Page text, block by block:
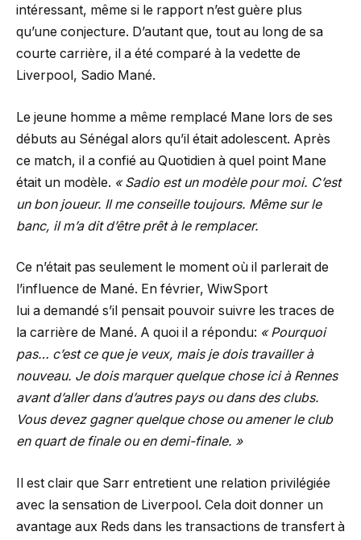
intéressant, même si le rapport n’est guère plus
qu’une conjecture. D’autant que, tout au long de sa
courte carrière, il a été comparé à la vedette de
Liverpool, Sadio Mané.
Le jeune homme a même remplacé Mane lors de ses
débuts au Sénégal alors qu’il était adolescent. Après
ce match, il a confié au Quotidien à quel point Mane
était un modèle. « Sadio est un modèle pour moi. C’est
un bon joueur. Il me conseille toujours. Même sur le
banc, il m’a dit d’être prêt à le remplacer.
Ce n’était pas seulement le moment où il parlerait de
l’influence de Mané. En février, WiwSport
lui a demandé s’il pensait pouvoir suivre les traces de
la carrière de Mané. A quoi il a répondu: « Pourquoi
pas… c’est ce que je veux, mais je dois travailler à
nouveau. Je dois marquer quelque chose ici à Rennes
avant d’aller dans d’autres pays ou dans des clubs.
Vous devez gagner quelque chose ou amener le club
en quart de finale ou en demi-finale. »
Il est clair que Sarr entretient une relation privilégiée
avec la sensation de Liverpool. Cela doit donner un
avantage aux Reds dans les transactions de transfert à